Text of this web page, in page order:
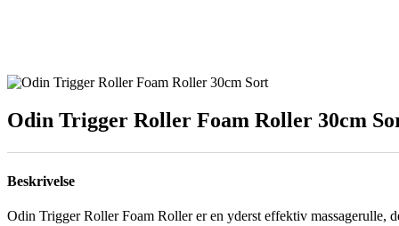
Odin Trigger Roller Foam Roller 30cm
Beskrivelse
Odin Trigger Roller Foam Roller er en yderst effektiv massagerulle,